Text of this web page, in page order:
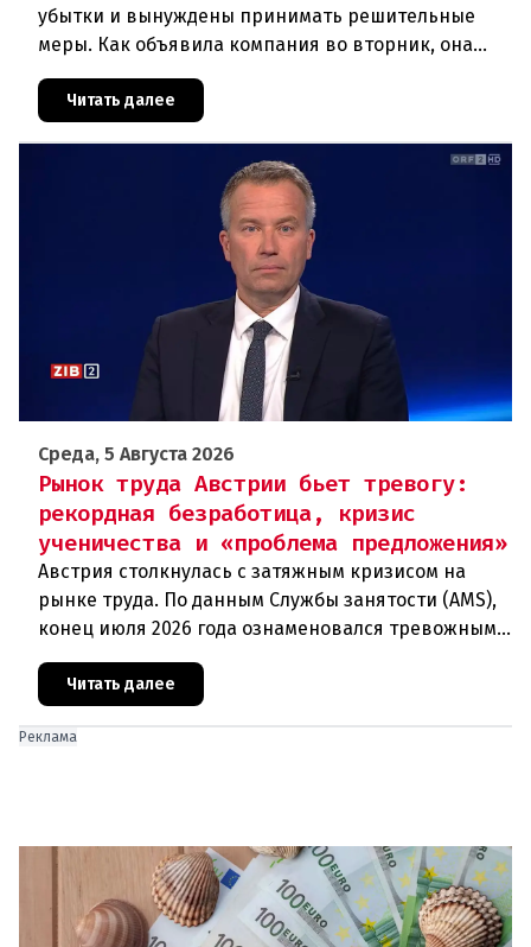
убытки и вынуждены принимать решительные
меры. Как объявила компания во вторник, она
Грац.Причиной столь жесткой экономии
Читать далее
Среда, 5 Августа 2026
Рынок труда Австрии бьет тревогу:
рекордная безработица, кризис
ученичества и «проблема предложения»
Австрия столкнулась с затяжным кризисом на
рынке труда. По данным Службы занятости (AMS),
конец июля 2026 года ознаменовался тревожными
зарегистрированы как безрабо
Читать далее
Реклама